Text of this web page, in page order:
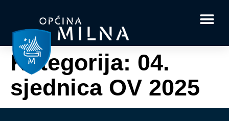
Kategorija: 04.
sjednica OV 2025